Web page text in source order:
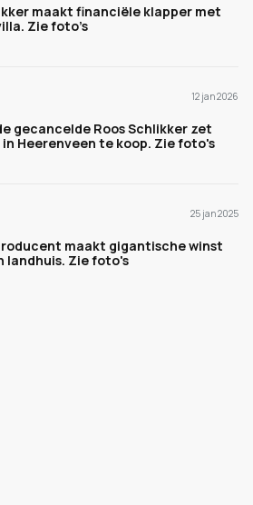
maakt financiële klapper met
Zie foto’s
12 jan 2026
gecancelde Roos Schlikker zet
Heerenveen te koop. Zie foto's
25 jan 2025
maakt gigantische winst
landhuis. Zie foto's